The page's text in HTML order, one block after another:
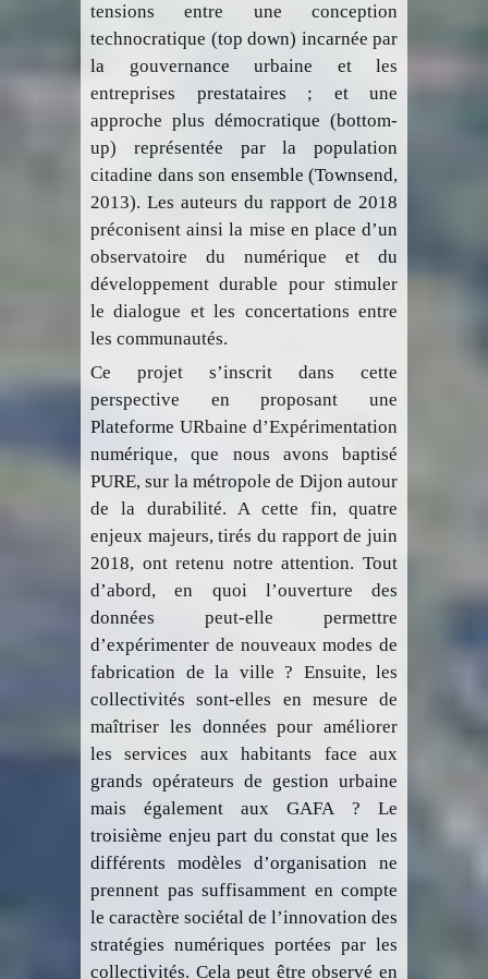
tensions entre une conception
technocratique (top down) incarnée par
la gouvernance urbaine et les
entreprises prestataires ; et une
approche plus démocratique (bottom-
up) représentée par la population
citadine dans son ensemble (Townsend,
2013). Les auteurs du rapport de 2018
préconisent ainsi la mise en place d’un
observatoire du numérique et du
développement durable pour stimuler
le dialogue et les concertations entre
les communautés.
Ce projet s’inscrit dans cette
perspective en proposant une
Plateforme URbaine d’Expérimentation
numérique, que nous avons baptisé
PURE, sur la métropole de Dijon autour
de la durabilité. A cette fin, quatre
enjeux majeurs, tirés du rapport de juin
2018, ont retenu notre attention. Tout
d’abord, en quoi l’ouverture des
données peut-elle permettre
d’expérimenter de nouveaux modes de
fabrication de la ville ? Ensuite, les
collectivités sont-elles en mesure de
maîtriser les données pour améliorer
les services aux habitants face aux
grands opérateurs de gestion urbaine
mais également aux GAFA ? Le
troisième enjeu part du constat que les
différents modèles d’organisation ne
prennent pas suffisamment en compte
le caractère sociétal de l’innovation des
stratégies numériques portées par les
collectivités. Cela peut être observé en